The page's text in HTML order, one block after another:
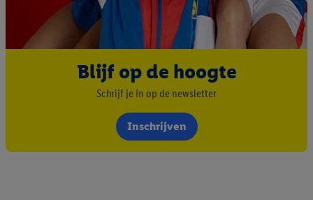
Blijf op de hoogte
Schrijf je in op de newsletter
Inschrijven